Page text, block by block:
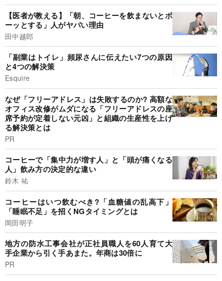
【医者が教える】「朝、コーヒーを飲まないとボ
ーッとする」人がヤバい理由
田中越郎
「副業はトイレ」頻尿さんに伝えたい7つの原因
と4つの解決策
Esquire
なぜ「フリーアドレス」は失敗するのか? 高額な
オフィス改修がムダになる「フリーアドレスの座
席予約が定着しない元凶」と組織の生産性を上げ
る解決策とは
PR
コーヒーで「集中力が増す人」と「頭が痛くなる
人」飲み方の決定的な違い
鈴木 祐
コーヒーはいつ飲むべき?「血糖値の乱高下」
「睡眠不足」を招くNGタイミングとは
岡田明子
地方の防水工事会社が正社員職人を60人育て大
手企業から引く手あまた。年商は30倍に
PR